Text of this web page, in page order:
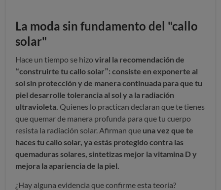
La moda sin fundamento del "callo
solar"
Hace un tiempo se hizo viral la recomendación de
“construirte tu callo solar”: consiste en exponerte al
sol sin protección y de manera continuada para que tu
piel desarrolle tolerancia al sol y a la radiación
ultravioleta. Quienes lo practican declaran que te tienes
que quemar de manera profunda para que tu cuerpo
resista la radiación solar. Afirman que una vez que te
haces tu callo solar, ya estás protegido contra las
quemaduras solares, sintetizas mejor la vitamina D y
mejora la apariencia de la piel.
¿Hay alguna evidencia que confirme esta teoría?